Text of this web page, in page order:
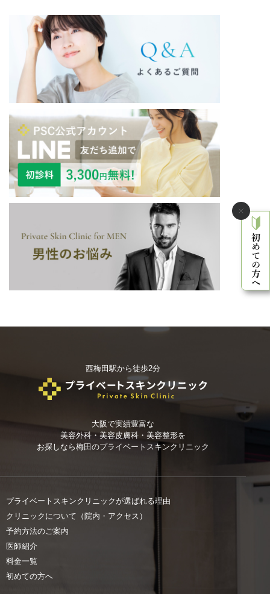
西梅田駅から徒歩2分
大阪で実績豊富な
美容外科・美容皮膚科・美容整形を
お探しなら梅田のプライベートスキンクリニック
プライベートスキンクリニックが選ばれる理由
クリニックについて（院内・アクセス）
予約方法のご案内
医師紹介
料金一覧
初めての方へ